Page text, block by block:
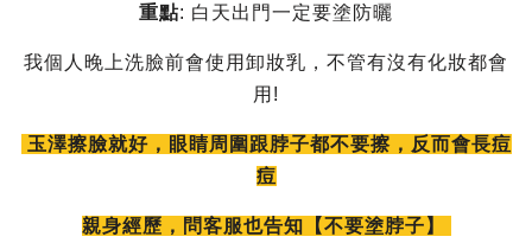
重點: 白天出門一定要塗防曬
我個人晚上洗臉前會使用卸妝乳，不管有沒有化妝都會
用!
玉澤擦臉就好，眼睛周圍跟脖子都不要擦，反而會長痘
痘
親身經歷，問客服也告知【不要塗脖子】